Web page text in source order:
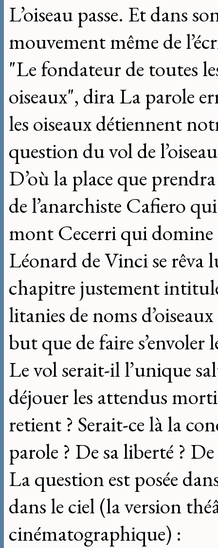
L’oiseau passe. Et dans
mouvement même de
"Le fondateur de toutes
oiseaux", dira La parole
les oiseaux détiennent
question du vol de
D’où la place que
de l’anarchiste Cafiero
mont Cecerri qui domine
Léonard de Vinci se rêva
chapitre justement
litanies de noms
but que de faire
Le vol serait-il l’unique
déjouer les attendus
retient ? Serait-ce là la
parole ? De sa liberté ?
La question est posée
dans le ciel (la version
cinématographique) :